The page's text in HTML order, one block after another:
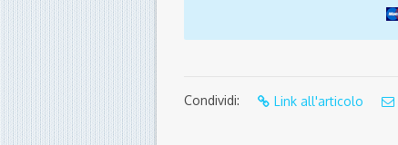
Condividi: Link all'articolo